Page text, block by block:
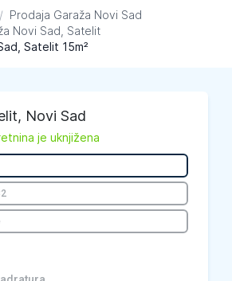
/ Prodaja Garaža Novi Sad
Novi Sad, Satelit
Satelit 15m²
, Novi Sad
je uknjižena